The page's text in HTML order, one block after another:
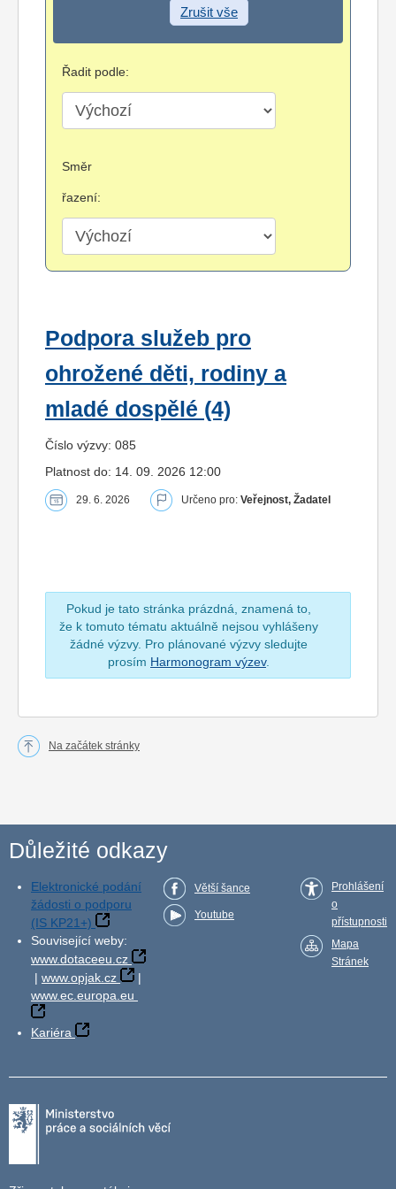
Zrušit vše
Řadit podle:
Směr
řazení:
Podpora služeb pro
ohrožené děti, rodiny a
mladé dospělé (4)
Číslo výzvy: 085
Platnost do: 14. 09. 2026 12:00
29. 6. 2026 Určeno pro: Veřejnost, Žadatel
Pokud je tato stránka prázdná, znamená to,
že k tomuto tématu aktuálně nejsou vyhlášeny
žádné výzvy. Pro plánované výzvy sledujte
prosím Harmonogram výzev.
Na začátek stránky
Důležité odkazy
Elektronické podání
žádosti o podporu
(IS KP21+)
Související weby:
www.dotaceeu.cz
| www.opjak.cz
|
www.ec.europa.eu
Kariéra
Větší šance
Youtube
Prohlášení
o
přístupnosti
Mapa
Stránek